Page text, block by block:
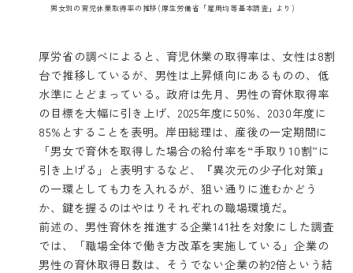
男女別の育児休業取得率の推移(厚生労働省「雇用均等基本調査」より)
厚労省の調べによると、育児休業の取得率は、女性は8割
台で推移しているが、男性は上昇傾向にあるものの、低
水準にとどまっている。政府は先月、男性の育休取得率
の目標を大幅に引き上げ、2025年度に50%、2030年度に
85%とすることを表明。岸田総理は、産後の一定期間に
「男女で育休を取得した場合の給付率を“手取り10割”に
引き上げる」と表明するなど、『異次元の少子化対策』
の一環としても力を入れるが、狙い通りに進むかどう
か、鍵を握るのはやはりそれぞれの職場環境だ。
前述の、男性育休を推進する企業141社を対象にした調査
では、「職場全体で働き方改革を実施している」企業の
男性の育休取得日数は、そうでない企業の約2倍という結